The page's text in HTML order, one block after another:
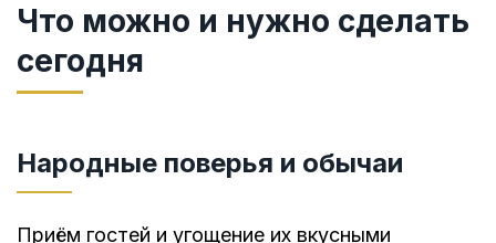
Что можно и нужно сделать
сегодня
Народные поверья и обычаи
Приём гостей и угощение их вкусными